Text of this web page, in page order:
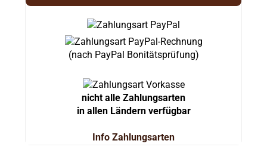
(nach PayPal Bonitätsprüfung)
nicht alle Zahlungsarten
in allen Ländern verfügbar
Info Zahlungsarten